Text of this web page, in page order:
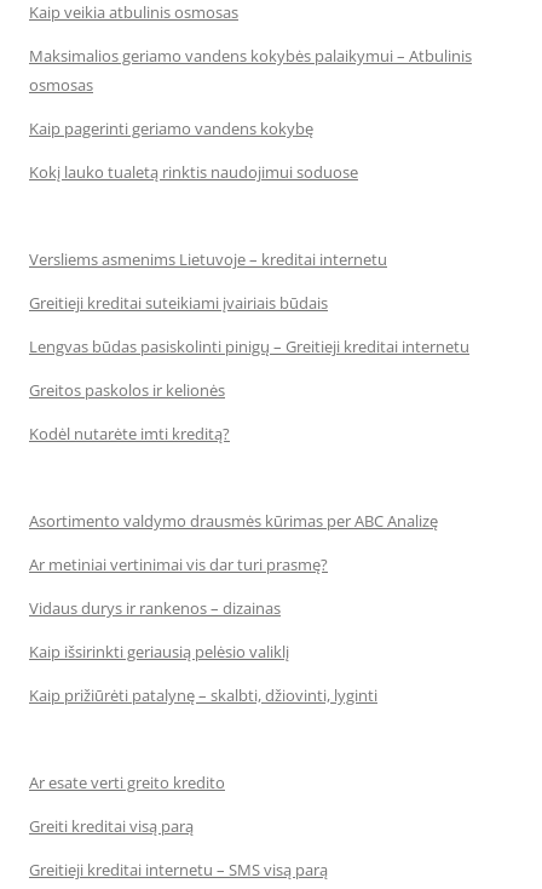
Kaip veikia atbulinis osmosas
Maksimalios geriamo vandens kokybės palaikymui – Atbulinis
osmosas
Kaip pagerinti geriamo vandens kokybę
Kokį lauko tualetą rinktis naudojimui soduose
Versliems asmenims Lietuvoje – kreditai internetu
Greitieji kreditai suteikiami įvairiais būdais
Lengvas būdas pasiskolinti pinigų – Greitieji kreditai internetu
Greitos paskolos ir kelionės
Kodėl nutarėte imti kreditą?
Asortimento valdymo drausmės kūrimas per ABC Analizę
Ar metiniai vertinimai vis dar turi prasmę?
Vidaus durys ir rankenos – dizainas
Kaip išsirinkti geriausią pelėsio valiklį
Kaip prižiūrėti patalynę – skalbti, džiovinti, lyginti
Ar esate verti greito kredito
Greiti kreditai visą parą
Greitieji kreditai internetu – SMS visą parą